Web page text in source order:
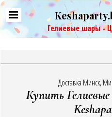
Гелиевые шары -
Доставка Минск,
Купить